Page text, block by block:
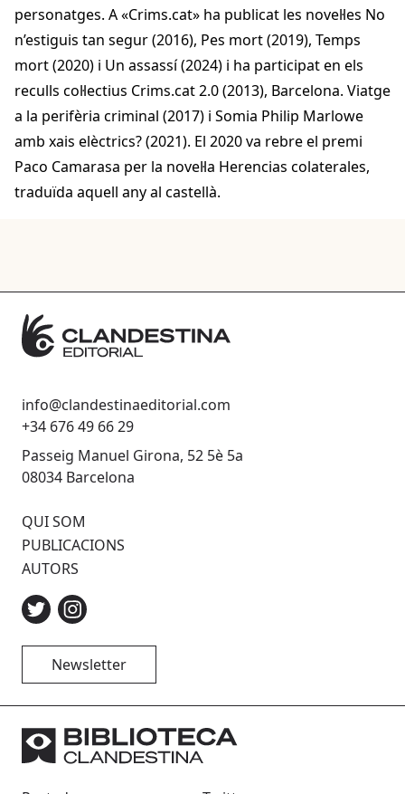
personatges. A «Crims.cat» ha publicat les novel·les No
n’estiguis tan segur (2016), Pes mort (2019), Temps
mort (2020) i Un assassí (2024) i ha participat en els
reculls col·lectius Crims.cat 2.0 (2013), Barcelona. Viatge
a la perifèria criminal (2017) i Somia Philip Marlowe
amb xais elèctrics? (2021). El 2020 va rebre el premi
Paco Camarasa per la novel·la Herencias colaterales,
traduïda aquell any al castellà.
info@clandestinaeditorial.com
+34 676 49 66 29
Passeig Manuel Girona, 52 5è 5a
08034 Barcelona
QUI SOM
PUBLICACIONS
AUTORS
Newsletter